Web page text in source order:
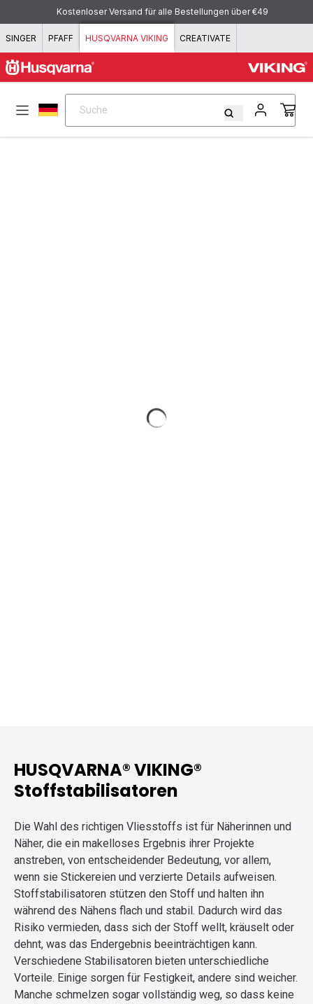
Zum Inhalt springen
Kostenloser Versand für alle Bestellungen über €49
SINGER PFAFF HUSQVARNA VIKING CREATIVATE
Suche
HUSQVARNA® VIKING®
Stoffstabilisatoren
Die Wahl des richtigen Vliesstoffs ist für Näherinnen und
Näher, die ein makelloses Ergebnis ihrer Projekte
anstreben, von entscheidender Bedeutung, vor allem,
wenn sie Stickereien und verzierte Details aufweisen.
Stoffstabilisatoren stützen den Stoff und halten ihn
während des Nähens flach und stabil. Dadurch wird das
Risiko vermieden, dass sich der Stoff wellt, kräuselt oder
dehnt, was das Endergebnis beeinträchtigen kann.
Verschiedene Stabilisatoren bieten unterschiedliche
Vorteile. Einige sorgen für Festigkeit, andere sind weicher.
Manche schmelzen sogar vollständig weg, so dass keine